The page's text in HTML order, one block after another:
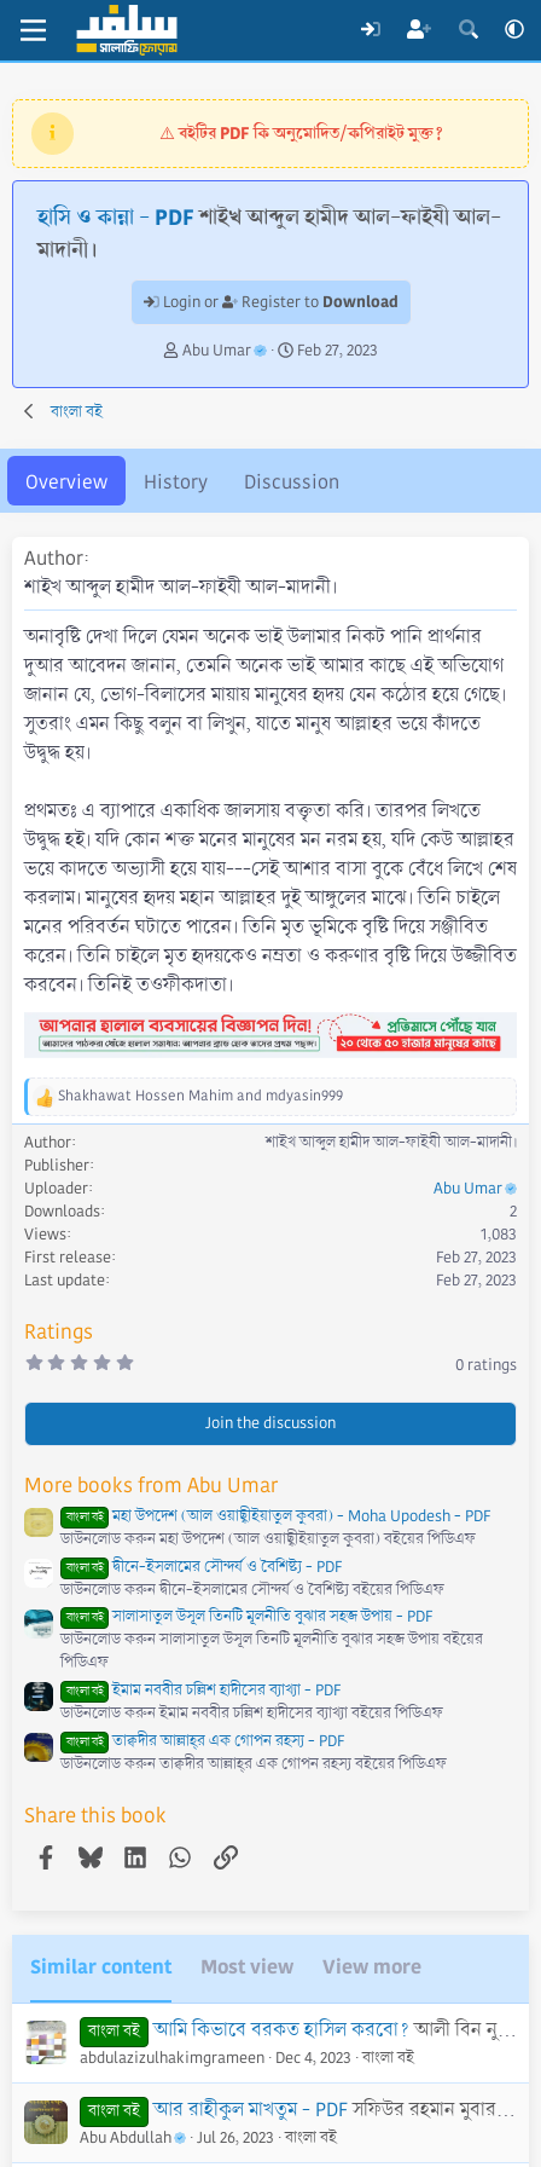
⚠️বইটির PDF কি অনুমোদিত/কপিরাইট মুক্ত?
হাসি ও কান্না - PDFশাইখ আব্দুল হামীদ আল-ফাইযী আল-
মাদানী।
Login or Register to Download
A
t
Abu Umar
C
e
o
n
t
Feb 27, 2023
বাংলা বই
Overview History Discussion
Author
শাইখ আব্দুল হামীদ আল-ফাইযী আল-মাদানী।
অনাবৃষ্টি দেখা দিলে যেমন অনেক ভাই উলামার নিকট পানি প্রার্থনার
দুআর আবেদন জানান, তেমনি অনেক ভাই আমার কাছে এই অভিযোগ
জানান যে, ভোগ-বিলাসের মায়ায় মানুষের হৃদয় যেন কঠোর হয়ে গেছে।
সুতরাং এমন কিছু বলুন বা লিখুন, যাতে মানুষ আল্লাহর ভয়ে কাঁদতে
উদ্বুদ্ধ হয়।
প্রথমতঃ এ ব্যাপারে একাধিক জালসায় বক্তৃতা করি। তারপর লিখতে
উদ্বুদ্ধ হই। যদি কোন শক্ত মনের মানুষের মন নরম হয়, যদি কেউ আল্লাহর
ভয়ে কাদতে অভ্যাসী হয়ে যায়---সেই আশার বাসা বুকে বেঁধে লিখে শেষ
করলাম। মানুষের হৃদয় মহান আল্লাহর দুই আঙ্গুলের মাঝে। তিনি চাইলে
মনের পরিবর্তন ঘটাতে পারেন। তিনি মৃত ভূমিকে বৃষ্টি দিয়ে সঞ্জীবিত
করেন। তিনি চাইলে মৃত হৃদয়কেও নম্রতা ও করুণার বৃষ্টি দিয়ে উজ্জীবিত
করবেন। তিনিই তওফীকদাতা।
R
e
a
c
t
i
o
n
s
Shakhawat Hossen Mahimand mdyasin999
Author
শাইখ আব্দুল হামীদ আল-ফাইযী আল-মাদানী।
Publisher
Uploader
Abu Umar
Downloads
2
Views
1,083
First release
Feb 27, 2023
Last update
Feb 27, 2023
Ratings
0
0
(
s
)
0 ratings
Join the discussion
More books from Abu Umar
বাংলা বই মহা উপদেশ (আল ওয়াছ্বীইয়াতুল কুবরা) - Moha Upodesh - PDF
ডাউনলোড করুন মহা উপদেশ (আল ওয়াছ্বীইয়াতুল কুবরা) বইয়ের পিডিএফ
বাংলা বই দ্বীনে-ইসলামের সৌন্দর্য ও বৈশিষ্ট্য - PDF
ডাউনলোড করুন দ্বীনে-ইসলামের সৌন্দর্য ও বৈশিষ্ট্য বইয়ের পিডিএফ
বাংলা বই সালাসাতুল উসূল তিনটি মূলনীতি বুঝার সহজ উপায় - PDF
ডাউনলোড করুন সালাসাতুল উসূল তিনটি মূলনীতি বুঝার সহজ উপায় বইয়ের
পিডিএফ
বাংলা বই ইমাম নববীর চল্লিশ হাদীসের ব্যাখ্যা - PDF
ডাউনলোড করুন ইমাম নববীর চল্লিশ হাদীসের ব্যাখ্যা বইয়ের পিডিএফ
বাংলা বই তাক্বদীর আল্লাহ্‌র এক গোপন রহস্য - PDF
ডাউনলোড করুন তাক্বদীর আল্লাহ্‌র এক গোপন রহস্য বইয়ের পিডিএফ
Share this book
Facebook
BlueskyLinkedInWhatsApp
Link
Similar content Most view View more
বাংলা বই আমি কিভাবে বরকত হাসিল করবো? আলী বিন নুফাই আল আলাইয়ানী
abdulazizulhakimgrameen Dec 4, 2023 বাংলা বই
বাংলা বই আর রাহীকুল মাখতুম - PDFসফিউর রহমান মুবারকপুরী (রহ.)
Abu Abdullah Jul 26, 2023 বাংলা বই